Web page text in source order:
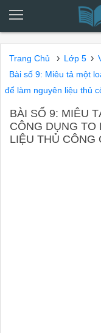
Trang Chủ › Lớp 5 ›
Bài số 9: Miêu tả một
để làm nguyên liệu thủ
BÀI SỐ 9: MIÊU
CÔNG DỤNG TO
LIỆU THỦ CÔNG